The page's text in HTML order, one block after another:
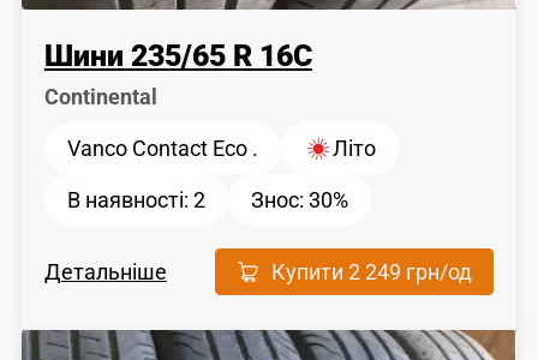
Шини 235/65 R 16C
Continental
Vanco Contact Eco . Літо
В наявності: 2 Знос:30%
Детальніше Купити2 249 грн/од